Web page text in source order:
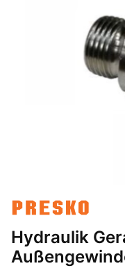
Hydraulik